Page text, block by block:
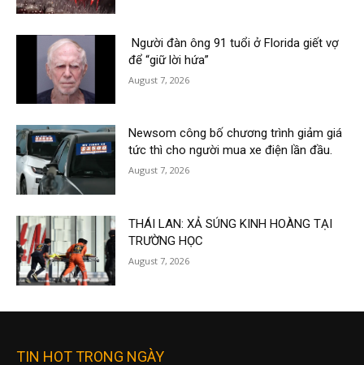
Người đàn ông 91 tuổi ở Florida giết vợ
để “giữ lời hứa”
August 7, 2026
Newsom công bố chương trình giảm giá
tức thì cho người mua xe điện lần đầu.
August 7, 2026
THÁI LAN: XẢ SÚNG KINH HOÀNG TẠI
TRƯỜNG HỌC
August 7, 2026
TIN HOT TRONG NGÀY